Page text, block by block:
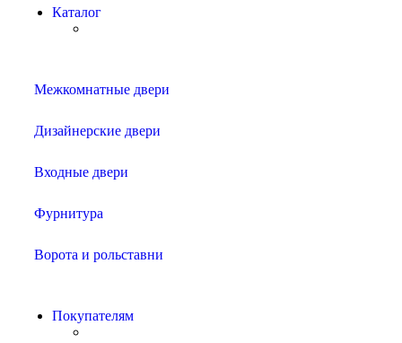
Каталог
Межкомнатные двери
Дизайнерские двери
Входные двери
Фурнитура
Ворота и рольставни
Покупателям